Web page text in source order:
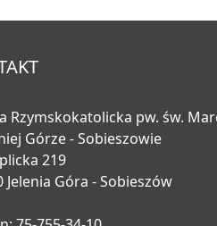
Rzymskokatolicka pw. św.
Górze - Sobieszowie
219
Jelenia Góra - Sobieszów